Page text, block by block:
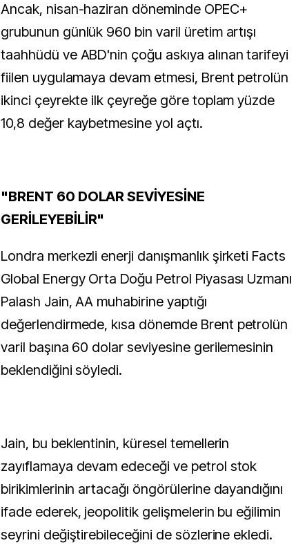
Ancak, nisan-haziran döneminde OPEC+
grubunun günlük 960 bin varil üretim artışı
taahhüdü ve ABD'nin çoğu askıya alınan tarifeyi
fiilen uygulamaya devam etmesi, Brent petrolün
ikinci çeyrekte ilk çeyreğe göre toplam yüzde
10,8 değer kaybetmesine yol açtı.
"BRENT 60 DOLAR SEVİYESİNE
GERİLEYEBİLİR"
Londra merkezli enerji danışmanlık şirketi Facts
Global Energy Orta Doğu Petrol Piyasası Uzmanı
Palash Jain, AA muhabirine yaptığı
değerlendirmede, kısa dönemde Brent petrolün
varil başına 60 dolar seviyesine gerilemesinin
beklendiğini söyledi.
Jain, bu beklentinin, küresel temellerin
zayıflamaya devam edeceği ve petrol stok
birikimlerinin artacağı öngörülerine dayandığını
ifade ederek, jeopolitik gelişmelerin bu eğilimin
seyrini değiştirebileceğini de sözlerine ekledi.